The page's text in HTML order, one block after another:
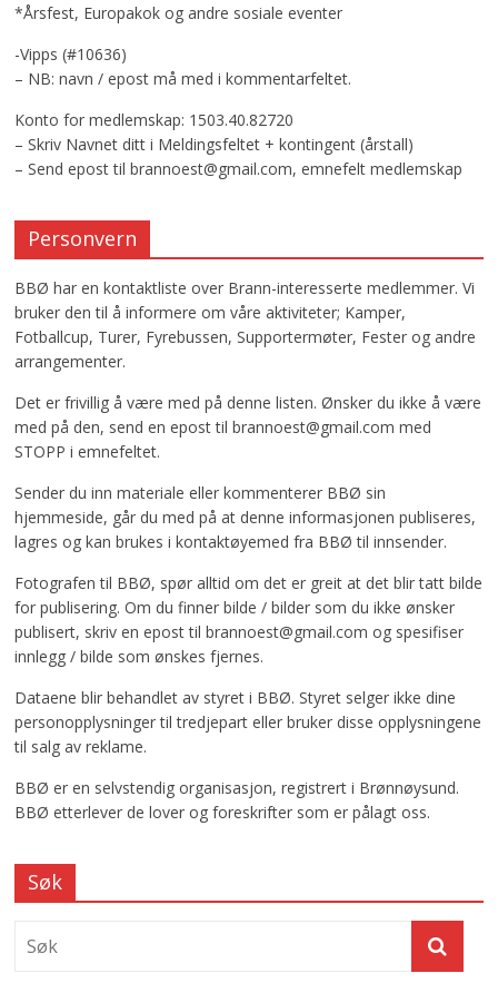
*Årsfest, Europakok og andre sosiale eventer
-Vipps (#10636)
– NB: navn / epost må med i kommentarfeltet.
Konto for medlemskap: 1503.40.82720
– Skriv Navnet ditt i Meldingsfeltet + kontingent (årstall)
– Send epost til brannoest@gmail.com, emnefelt medlemskap
Personvern
BBØ har en kontaktliste over Brann-interesserte medlemmer. Vi
bruker den til å informere om våre aktiviteter; Kamper,
Fotballcup, Turer, Fyrebussen, Supportermøter, Fester og andre
arrangementer.
Det er frivillig å være med på denne listen. Ønsker du ikke å være
med på den, send en epost til brannoest@gmail.com med
STOPP i emnefeltet.
Sender du inn materiale eller kommenterer BBØ sin
hjemmeside, går du med på at denne informasjonen publiseres,
lagres og kan brukes i kontaktøyemed fra BBØ til innsender.
Fotografen til BBØ, spør alltid om det er greit at det blir tatt bilde
for publisering. Om du finner bilde / bilder som du ikke ønsker
publisert, skriv en epost til brannoest@gmail.com og spesifiser
innlegg / bilde som ønskes fjernes.
Dataene blir behandlet av styret i BBØ. Styret selger ikke dine
personopplysninger til tredjepart eller bruker disse opplysningene
til salg av reklame.
BBØ er en selvstendig organisasjon, registrert i Brønnøysund.
BBØ etterlever de lover og foreskrifter som er pålagt oss.
Søk